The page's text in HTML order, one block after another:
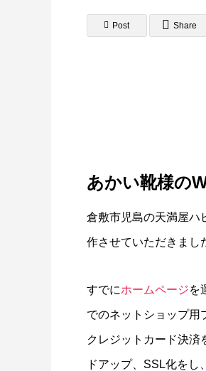
LINEリッチメニュー制作
やか様
2024.01.24
Post Share
あかい靴様の
倉敷市児島の天満屋ハ
作させていただきまし
すでにホームページを
でのネットショップ用
クレジットカード決済
ドアップ、SSL化を